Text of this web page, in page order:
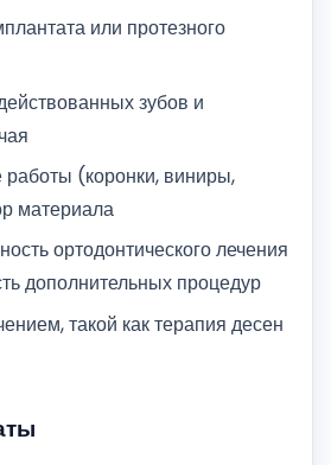
или протезного
зубов и
(коронки, виниры,
материала
ортодонтического лечения
дополнительных процедур
такой как терапия десен